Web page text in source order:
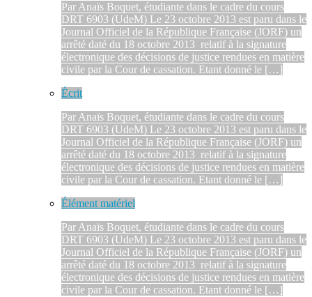
Par Anaïs Boquet, étudiante dans le cadre du cours
DRT 6903 (UdeM) Le 23 octobre 2013 est paru dans le
Journal Officiel de la République Française (JORF) un
arrêté daté du 18 octobre 2013 relatif à la signature
électronique des décisions de justice rendues en matière
civile par la Cour de cassation. Etant donné le […]
Écrit
Par Anaïs Boquet, étudiante dans le cadre du cours
DRT 6903 (UdeM) Le 23 octobre 2013 est paru dans le
Journal Officiel de la République Française (JORF) un
arrêté daté du 18 octobre 2013 relatif à la signature
électronique des décisions de justice rendues en matière
civile par la Cour de cassation. Etant donné le […]
Élément matériel
Par Anaïs Boquet, étudiante dans le cadre du cours
DRT 6903 (UdeM) Le 23 octobre 2013 est paru dans le
Journal Officiel de la République Française (JORF) un
arrêté daté du 18 octobre 2013 relatif à la signature
électronique des décisions de justice rendues en matière
civile par la Cour de cassation. Etant donné le […]